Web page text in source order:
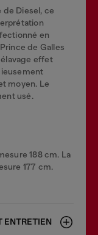
de Diesel, ce
en
de Galles
effet
moyen. Le
usé.
188 cm. La
177 cm.
ENTRETIEN